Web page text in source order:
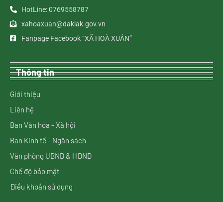
HotLine: 0769558787
xahoaxuan@daklak.gov.vn
Fanpage Facebook “XÃ HOÀ XUÂN”
Thông tin
Giới thiệu
Liên hệ
Ban Văn hóa - Xã hội
Ban Kinh tế - Ngân sách
Văn phòng UBND & HĐND
Chế độ bảo mật
Điều khoản sử dụng